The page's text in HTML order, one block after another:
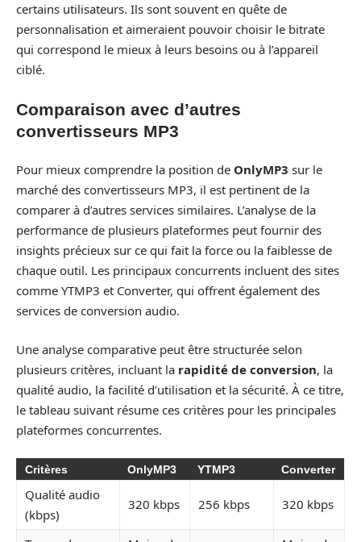
certains utilisateurs. Ils sont souvent en quête de
personnalisation et aimeraient pouvoir choisir le bitrate
qui correspond le mieux à leurs besoins ou à l’appareil
ciblé.
Comparaison avec d’autres
convertisseurs MP3
Pour mieux comprendre la position de OnlyMP3 sur le
marché des convertisseurs MP3, il est pertinent de la
comparer à d’autres services similaires. L’analyse de la
performance de plusieurs plateformes peut fournir des
insights précieux sur ce qui fait la force ou la faiblesse de
chaque outil. Les principaux concurrents incluent des sites
comme YTMP3 et Converter, qui offrent également des
services de conversion audio.
Une analyse comparative peut être structurée selon
plusieurs critères, incluant la rapidité de conversion, la
qualité audio, la facilité d’utilisation et la sécurité. À ce titre,
le tableau suivant résume ces critères pour les principales
plateformes concurrentes.
Critères OnlyMP3 YTMP3 Converter
Qualité audio
(kbps)
320 kbps 256 kbps 320 kbps